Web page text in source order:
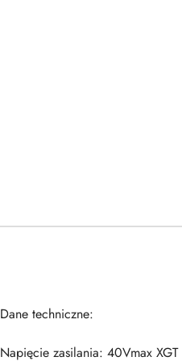
Dane techniczne:
Napięcie zasilania: 40Vmax XGT